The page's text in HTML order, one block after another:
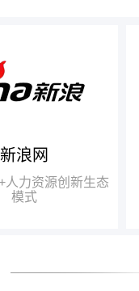
得人力资源行业唯
中国互联网+人
得信赖品牌奖”
新浪网
人力资源创新生态
模式